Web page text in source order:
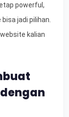
powerful,
jadi pilihan.
kalian